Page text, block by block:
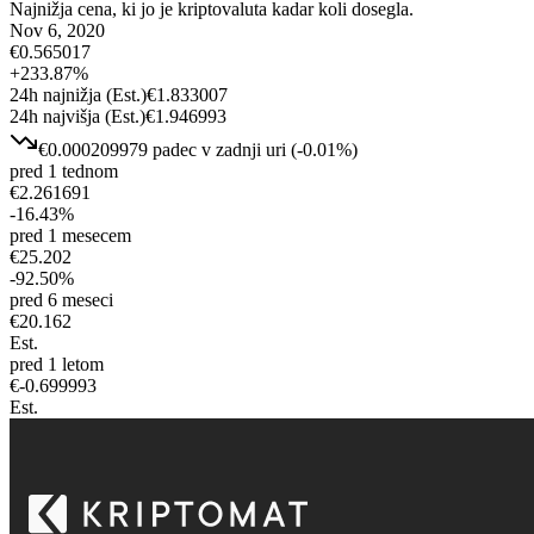
Najnižja cena, ki jo je kriptovaluta kadar koli dosegla.
Nov 6, 2020
€0.565017
+233.87%
24h najnižja (Est.)€1.833007
24h najvišja (Est.)€1.946993
€0.000209979 padec v zadnji uri (-0.01%)
pred 1 tednom
€2.261691
-16.43%
pred 1 mesecem
€25.202
-92.50%
pred 6 meseci
€20.162
Est.
pred 1 letom
€-0.699993
Est.